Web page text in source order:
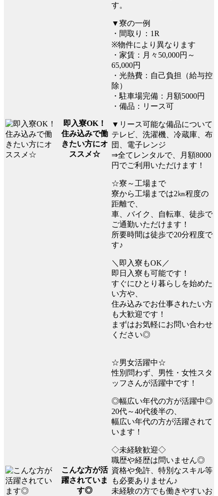
即入寮OK！
住み込みで働
きたい方にオ
ススメ☆
す。
▼寮の一例
・間取り：1R
※物件により異なります
・家賃：月々50,000円～
65,000円
・光熱費：自己負担（給与控
除）
・駐車場完備：月額5000円
・備品：リース可
▼リース可能な備品について
テレビ、洗濯機、冷蔵庫、布
団、電子レンジ
⇒全てレンタルで、月額8000
円でご利用いただけます！
☆寮～工場まで
寮から工場までは2㎞程度の
距離で、
車、バイク、自転車、徒歩で
ご通勤いただけます！
所要時間は徒歩で20分程度で
す♪
＼即入寮もOK／
即日入寮も可能です！
すぐにひとり暮らしを始めた
い方や、
住み込みでお仕事されたい方
も大歓迎です！
まずはお気軽にお問い合わせ
ください◎
こんな方が活
躍されていま
す◎
☆男女活躍中☆
性別問わず、男性・女性スタ
ッフさんが活躍中です！
◎幅広い年代の方が活躍中◎
20代～40代後半の、
幅広い年代の方が活躍されて
います！
◇未経験歓迎◇
職歴や経歴は問いません◎
資格や免許、特別なスキル等
も必要ありません♪
未経験の方でも働きやすいお